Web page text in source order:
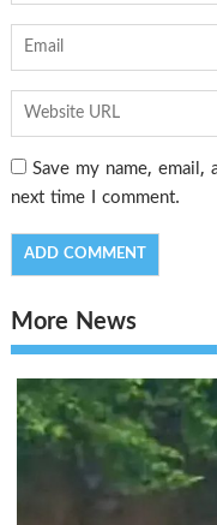
Save my name,
next time I comment.
More News